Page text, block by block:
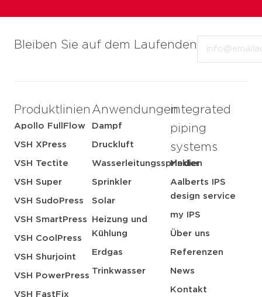
Bleiben Sie auf dem Laufenden
Produktlinien
Apollo FullFlow
VSH XPress
VSH Tectite
VSH Super
VSH SudoPress
VSH SmartPress
VSH CoolPress
VSH Shurjoint
VSH PowerPress
VSH FastFix
Anwendungen
Dampf
Druckluft
Wasserleitungssprinkler
Sprinkler
Solar
Heizung und
Kühlung
Erdgas
Trinkwasser
integrated
piping
systems
Medien
Aalberts IPS
design service
my IPS
Über uns
Referenzen
News
Kontakt